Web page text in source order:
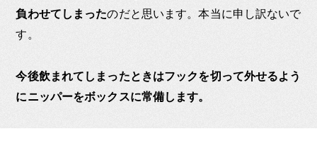
負わせてしまったのだと思います。本当に申し訳ないで
す。
今後飲まれてしまったときはフックを切って外せるよう
にニッパーをボックスに常備します。